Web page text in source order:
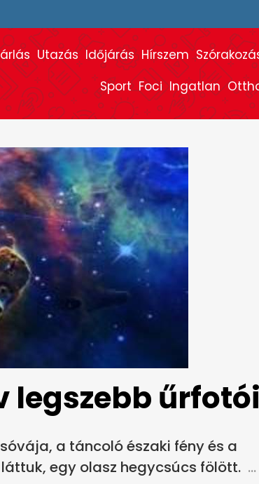
Utazás Időjárás Hírszem
Sport Foci Ingatlan
legszebb űrfotói
a táncoló északi fény és a
egy olasz hegycsúcs fölött.